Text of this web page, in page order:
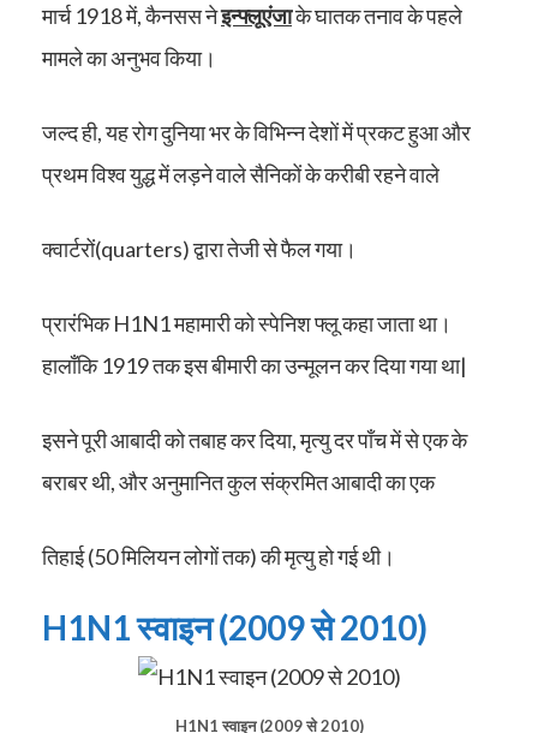
मार्च 1918 में, कैनसस नेइन्फ्लूएंजाके घातक तनाव के पहले
मामले का अनुभव किया।
जल्द ही, यह रोग दुनिया भर के विभिन्न देशों में प्रकट हुआ और
प्रथम विश्व युद्ध में लड़ने वाले सैनिकों के करीबी रहने वाले
क्वार्टरों(quarters) द्वारा तेजी से फैल गया।
प्रारंभिक H1N1 महामारी को स्पेनिश फ्लू कहा जाता था।
हालाँकि 1919 तक इस बीमारी का उन्मूलन कर दिया गया था|
इसने पूरी आबादी को तबाह कर दिया, मृत्यु दर पाँच में से एक के
बराबर थी, और अनुमानित कुल संक्रमित आबादी का एक
तिहाई (50 मिलियन लोगों तक) की मृत्यु हो गई थी।
H1N1 स्वाइन (2009 से 2010)
H1N1 स्वाइन (2009 से 2010)